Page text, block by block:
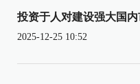
投资于人对建设强大国
2025-12-25 10:52